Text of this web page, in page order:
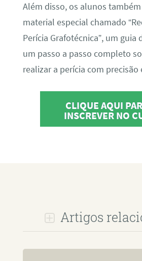
Além disso, os alunos
material especial chamado
Perícia Grafotécnica”, um guia
um passo a passo completo
realizar a perícia com precisão
CLIQUE AQUI
INSCREVER NO
Artigos